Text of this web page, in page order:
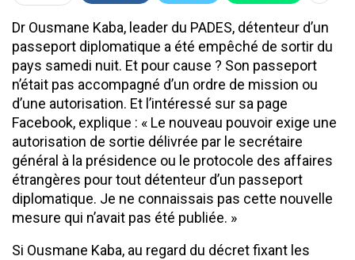
Dr Ousmane Kaba, leader du PADES, détenteur d’un
passeport diplomatique a été empêché de sortir du
pays samedi nuit. Et pour cause ? Son passeport
n’était pas accompagné d’un ordre de mission ou
d’une autorisation. Et l’intéressé sur sa page
Facebook, explique : « Le nouveau pouvoir exige une
autorisation de sortie délivrée par le secrétaire
général à la présidence ou le protocole des affaires
étrangères pour tout détenteur d’un passeport
diplomatique. Je ne connaissais pas cette nouvelle
mesure qui n’avait pas été publiée. »
Si Ousmane Kaba, au regard du décret fixant les